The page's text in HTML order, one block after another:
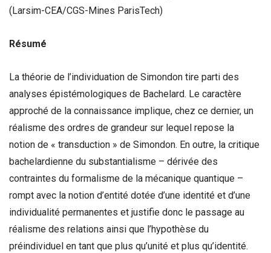
(Larsim-CEA/CGS-Mines ParisTech)
Résumé
La théorie de l’individuation de Simondon tire parti des
analyses épistémologiques de Bachelard. Le caractère
approché de la connaissance implique, chez ce dernier, un
réalisme des ordres de grandeur sur lequel repose la
notion de « transduction » de Simondon. En outre, la critique
bachelardienne du substantialisme – dérivée des
contraintes du formalisme de la mécanique quantique –
rompt avec la notion d’entité dotée d’une identité et d’une
individualité permanentes et justifie donc le passage au
réalisme des relations ainsi que l’hypothèse du
préindividuel en tant que plus qu’unité et plus qu’identité.